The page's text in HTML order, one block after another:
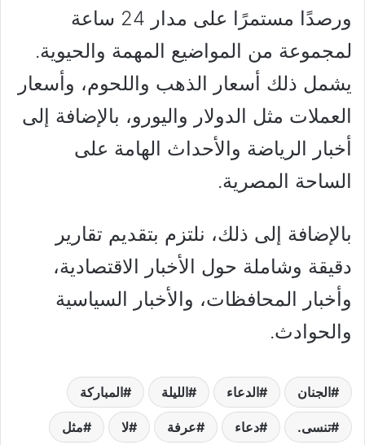
ورصدًا مستمرًا على مدار 24 ساعة
لمجموعة من المواضيع المهمة والحيوية.
يشمل ذلك أسعار الذهب واللحوم، وأسعار
العملات مثل الدولار واليورو، بالإضافة إلى
أخبار الرياضة والأحداث الهامة على
الساحة المصرية.
بالإضافة إلى ذلك، نلتزم بتقديم تقارير
دقيقة وشاملة حول الأخبار الاقتصادية،
وأخبار المحافظات، والأخبار السياسية
والحوادث.
الجنان الدعاء الليلة المباركة
تنسى. دعاء عرفة لا مثل